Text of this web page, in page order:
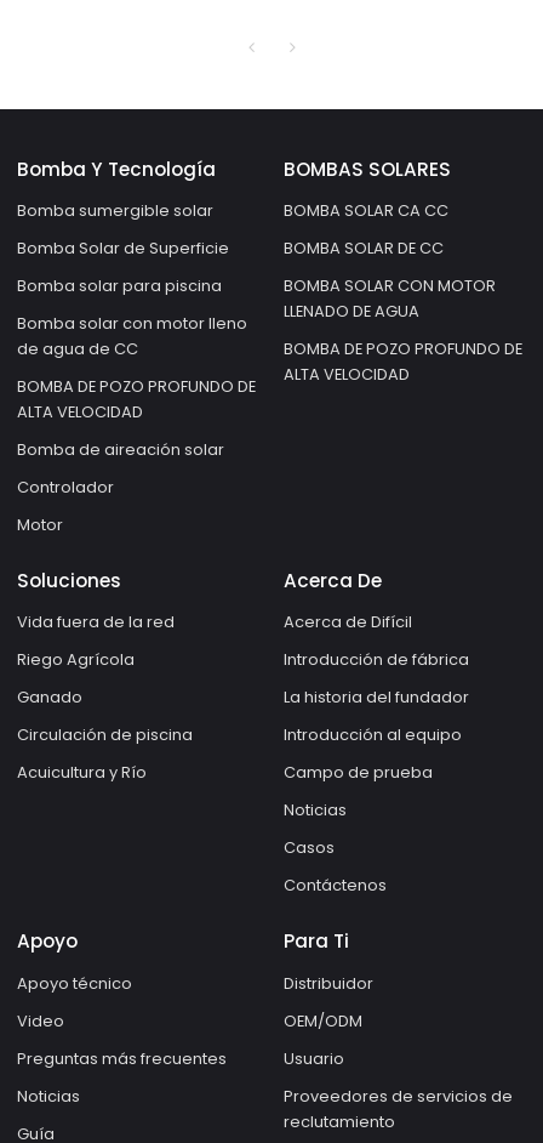
Bomba Y Tecnología
Bomba sumergible solar
Bomba Solar de Superficie
Bomba solar para piscina
Bomba solar con motor lleno
de agua de CC
BOMBA DE POZO PROFUNDO DE
ALTA VELOCIDAD
Bomba de aireación solar
Controlador
Motor
BOMBAS SOLARES
BOMBA SOLAR CA CC
BOMBA SOLAR DE CC
BOMBA SOLAR CON MOTOR
LLENADO DE AGUA
BOMBA DE POZO PROFUNDO DE
ALTA VELOCIDAD
Soluciones
Vida fuera de la red
Riego Agrícola
Ganado
Circulación de piscina
Acuicultura y Río
Acerca De
Acerca de Difícil
Introducción de fábrica
La historia del fundador
Introducción al equipo
Campo de prueba
Noticias
Casos
Contáctenos
Apoyo
Apoyo técnico
Video
Preguntas más frecuentes
Noticias
Guía
Para Ti
Distribuidor
OEM/ODM
Usuario
Proveedores de servicios de
reclutamiento